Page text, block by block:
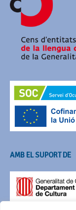
AMB EL SUPORT DE